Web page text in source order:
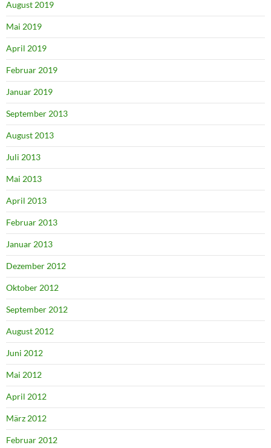
August 2019
Mai 2019
April 2019
Februar 2019
Januar 2019
September 2013
August 2013
Juli 2013
Mai 2013
April 2013
Februar 2013
Januar 2013
Dezember 2012
Oktober 2012
September 2012
August 2012
Juni 2012
Mai 2012
April 2012
März 2012
Februar 2012